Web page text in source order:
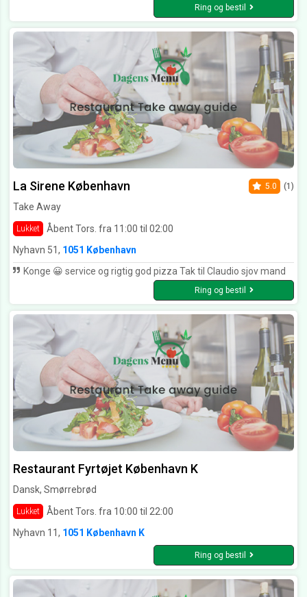
Ring og bestil
La Sirene København
Take Away
Lukket Åbent Tors. fra 11:00 til 02:00
5.0 (1)
Nyhavn 51, 1051 København
Konge 😀 service og rigtig god pizza Tak til Claudio sjov mand
Ring og bestil
Restaurant Fyrtøjet København K
Dansk, Smørrebrød
Lukket
Åbent Tors. fra 10:00 til 22:00
Nyhavn 11, 1051 København K
Ring og bestil